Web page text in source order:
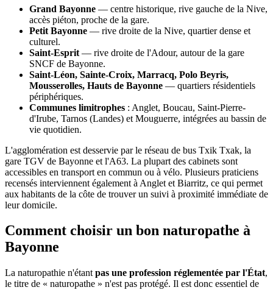
Grand Bayonne — centre historique, rive gauche de la Nive,
accès piéton, proche de la gare.
Petit Bayonne — rive droite de la Nive, quartier dense et
culturel.
Saint-Esprit — rive droite de l'Adour, autour de la gare
SNCF de Bayonne.
Saint-Léon, Sainte-Croix, Marracq, Polo Beyris,
Mousserolles, Hauts de Bayonne — quartiers résidentiels
périphériques.
Communes limitrophes : Anglet, Boucau, Saint-Pierre-
d'Irube, Tarnos (Landes) et Mouguerre, intégrées au bassin de
vie quotidien.
L'agglomération est desservie par le réseau de bus Txik Txak, la
gare TGV de Bayonne et l'A63. La plupart des cabinets sont
accessibles en transport en commun ou à vélo. Plusieurs praticiens
recensés interviennent également à Anglet et Biarritz, ce qui permet
aux habitants de la côte de trouver un suivi à proximité immédiate de
leur domicile.
Comment choisir un bon naturopathe à
Bayonne
La naturopathie n'étant pas une profession réglementée par l'État,
le titre de « naturopathe » n'est pas protégé. Il est donc essentiel de